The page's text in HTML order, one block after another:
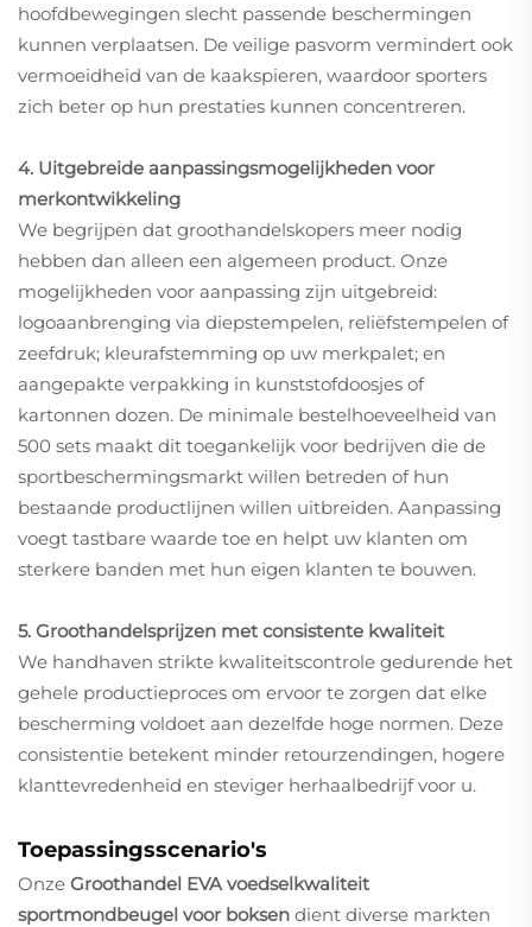
hoofdbewegingen slecht passende beschermingen
kunnen verplaatsen. De veilige pasvorm vermindert ook
vermoeidheid van de kaakspieren, waardoor sporters
zich beter op hun prestaties kunnen concentreren.
4. Uitgebreide aanpassingsmogelijkheden voor
merkontwikkeling
We begrijpen dat groothandelskopers meer nodig
hebben dan alleen een algemeen product. Onze
mogelijkheden voor aanpassing zijn uitgebreid:
logoaanbrenging via diepstempelen, reliëfstempelen of
zeefdruk; kleurafstemming op uw merkpalet; en
aangepakte verpakking in kunststofdoosjes of
kartonnen dozen. De minimale bestelhoeveelheid van
500 sets maakt dit toegankelijk voor bedrijven die de
sportbeschermingsmarkt willen betreden of hun
bestaande productlijnen willen uitbreiden. Aanpassing
voegt tastbare waarde toe en helpt uw klanten om
sterkere banden met hun eigen klanten te bouwen.
5. Groothandelsprijzen met consistente kwaliteit
We handhaven strikte kwaliteitscontrole gedurende het
gehele productieproces om ervoor te zorgen dat elke
bescherming voldoet aan dezelfde hoge normen. Deze
consistentie betekent minder retourzendingen, hogere
klanttevredenheid en steviger herhaalbedrijf voor u.
Toepassingsscenario's
Onze Groothandel EVA voedselkwaliteit
sportmondbeugel voor boksen dient diverse markten